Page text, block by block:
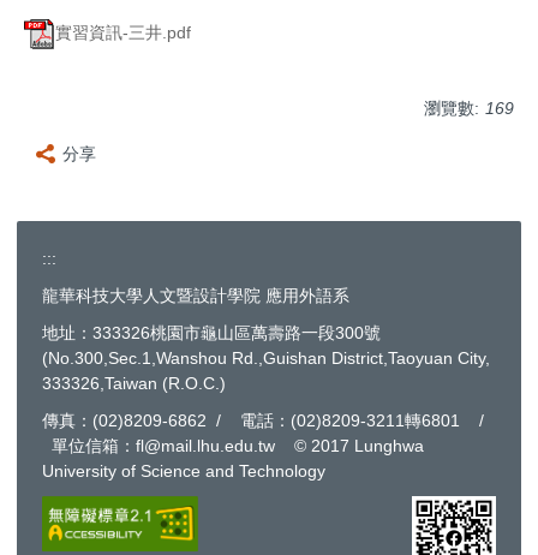
實習資訊-三井.pdf
瀏覽數: 169
分享
:::
龍華科技大學人文暨設計學院 應用外語系
地址：333326桃園市龜山區萬壽路一段300號
(No.300,Sec.1,Wanshou Rd.,Guishan District,Taoyuan City,
333326,Taiwan (R.O.C.)
傳真：(02)8209-6862 / 電話：(02)8209-3211轉6801 /
單位信箱：fl@mail.lhu.edu.tw © 2017 Lunghwa
University of Science and Technology